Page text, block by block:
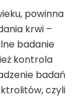
powinna
krwi –
badanie
kontrola
badań
czyli